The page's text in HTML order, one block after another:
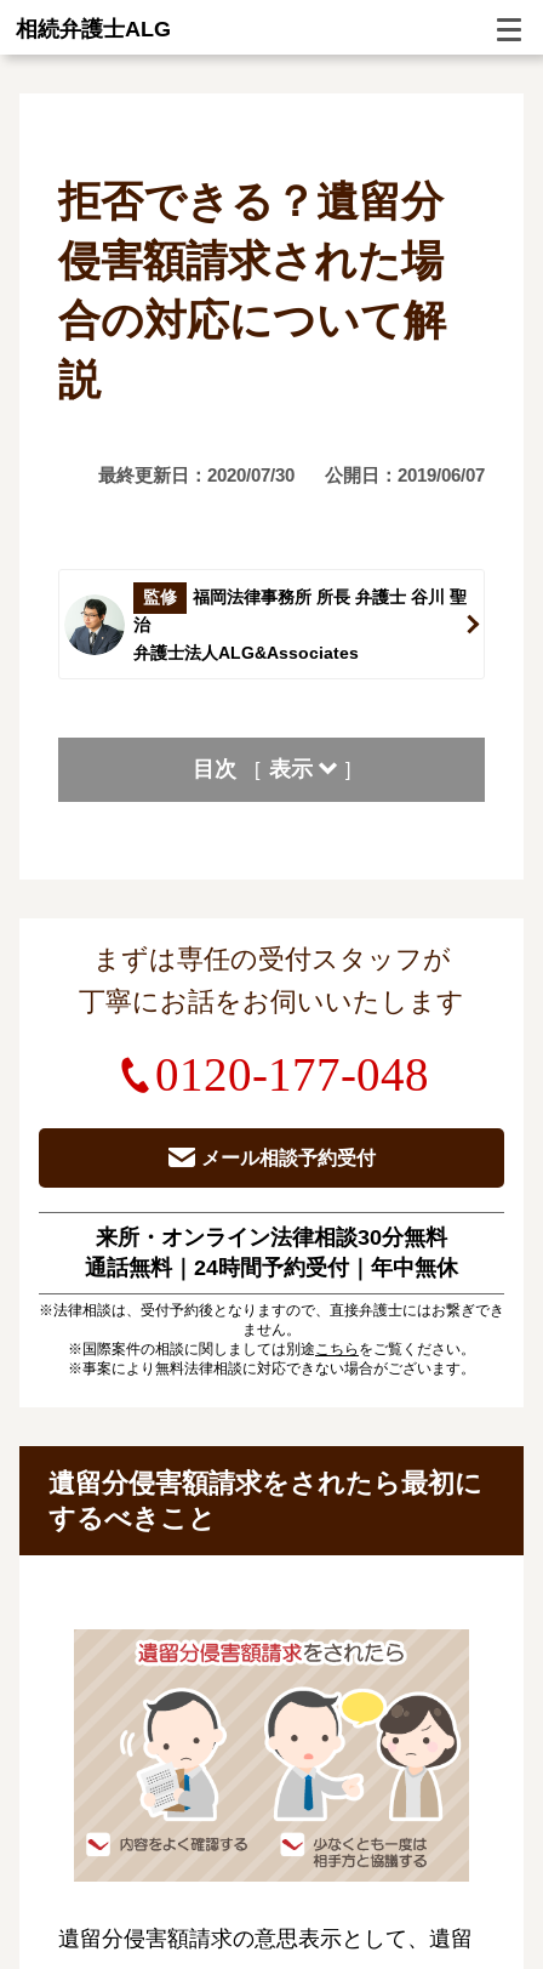
相続弁護士ALG
拒否できる？遺留分
侵害額請求された場
合の対応について解
説
最終更新日：2020/07/30 公開日：2019/06/07
監修
福岡法律事務所 所長 弁護士 谷川 聖
治
弁護士法人ALG&Associates
目次 [ 表示 ]
まずは専任の受付スタッフが
丁寧にお話をお伺いいたします
0120-177-048
メール相談予約受付
来所・オンライン法律相談30分無料
通話無料｜24時間予約受付｜ 年中無休
※法律相談は、受付予約後となりますので、直接弁護士にはお繋ぎでき
ません。
※国際案件の相談に関しましては別途 こちら をご覧ください。
※事案により無料法律相談に対応できない場合がございます。
遺留分侵害額請求をされたら最初に
するべきこと
遺留分侵害額請求の意思表示として、遺留